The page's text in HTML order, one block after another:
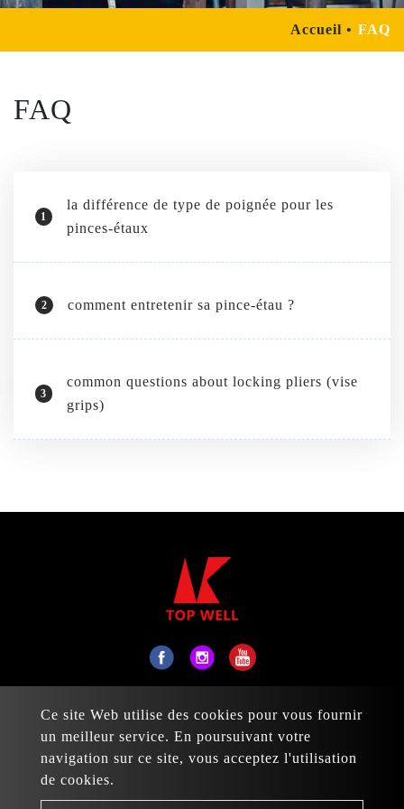
Accueil FAQ
FAQ
1
la différence de type de poignée pour les
pinces-étaux
2 comment entretenir sa pince-étau ?
3
common questions about locking pliers (vise
grips)
Ce site Web utilise des cookies pour vous fournir
un meilleur service. En poursuivant votre
navigation sur ce site, vous acceptez l'utilisation
de cookies.
Courrier : sales@topwell-tools.com